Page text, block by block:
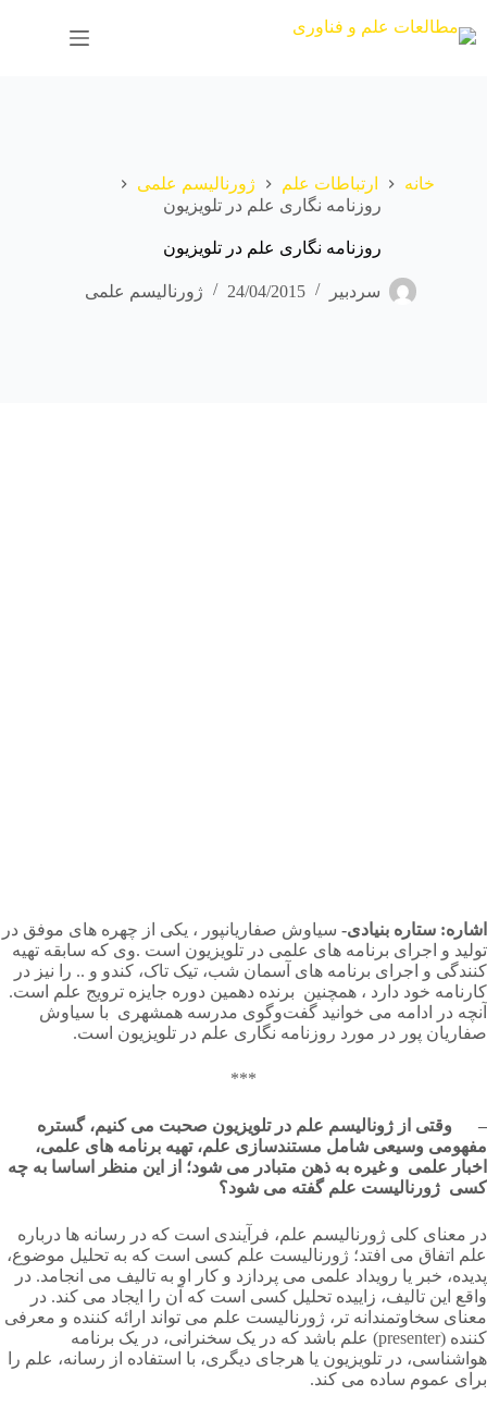
به
محتوا
خانه ارتباطات علم
ژورنالیسم علمی
روزنامه نگاری علم در تلویزیون
روزنامه نگاری علم در تلویزیون
سردبیر 24/04/2015 ژورنالیسم علمی
اشاره: ستاره بنیادی- سیاوش صفاریانپور ، یکی از چهره های موفق در
تولید و اجرای برنامه های علمی در تلویزیون است .وی که سابقه تهیه
کنندگی و اجرای برنامه های آسمان شب، تیک تاک، کندو و .. را نیز در
کارنامه خود دارد ، همچنین برنده دهمین دوره جایزه ترویج علم است.
آنچه در ادامه می خوانید گفت‌وگوی مدرسه همشهری با سیاوش
صفاریان پور در مورد روزنامه نگاری علم در تلویزیون است.
***
– وقتی از ژونالیسم علم در تلویزیون صحبت می کنیم، گستره
مفهومی وسیعی شامل مستندسازی علم، تهیه برنامه های علمی،
اخبار علمی و غیره به ذهن متبادر می شود؛ از این منظر اساسا به چه
کسی ژورنالیست علم گفته می شود؟
در معنای کلی ژورنالیسم علم، فرآیندی است که در رسانه ها درباره
علم اتفاق می افتد؛ ژورنالیست علم کسی است که به تحلیل موضوع،
پدیده، خبر یا رویداد علمی می پردازد و کار او به تالیف می انجامد. در
واقع این تالیف، زاییده تحلیل کسی است که آن را ایجاد می کند. در
معنای سخاوتمندانه تر، ژورنالیست علم می تواند ارائه کننده و معرفی
کننده (presenter) علم باشد که در یک سخنرانی، در یک برنامه
هواشناسی، در تلویزیون یا هرجای دیگری، با استفاده از رسانه، علم را
برای عموم ساده می کند.